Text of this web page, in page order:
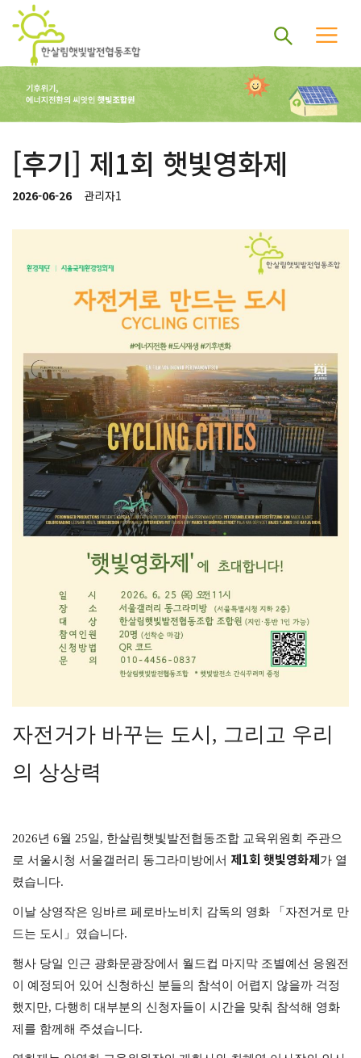
[후기] 제1회 햇빛영화제
2026-06-26 관리자1
자전거가 바꾸는 도시, 그리고 우리
의 상상력
2026년 6월 25일, 한살림햇빛발전협동조합 교육위원회 주관으
로 서울시청 서울갤러리 동그라미방에서 제1회 햇빛영화제가 열
렸습니다.
이날 상영작은 잉바르 페로바노비치 감독의 영화 「자전거로 만
드는 도시」였습니다.
행사 당일 인근 광화문광장에서 월드컵 마지막 조별예선 응원전
이 예정되어 있어 신청하신 분들의 참석이 어렵지 않을까 걱정
했지만, 다행히 대부분의 신청자들이 시간을 맞춰 참석해 영화
제를 함께해 주셨습니다.